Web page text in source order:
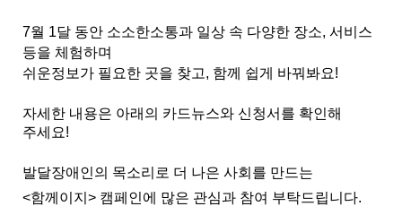
7월 1달 동안 소소한소통과 일상 속 다양한 장소, 서비스
등을 체험하며
쉬운정보가 필요한 곳을 찾고, 함께 쉽게 바꿔봐요!
자세한 내용은 아래의 카드뉴스와 신청서를 확인해
주세요!
발달장애인의 목소리로 더 나은 사회를 만드는
<함께이지> 캠페인에 많은 관심과 참여 부탁드립니다.